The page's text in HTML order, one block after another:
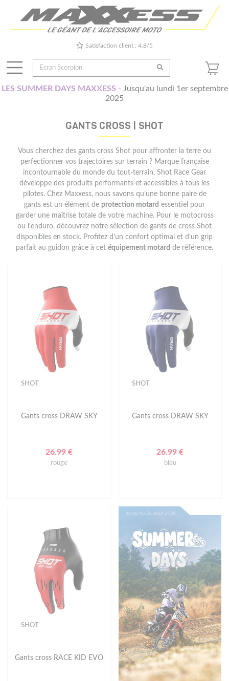
Satisfaction client : 4.8/5
LES SUMMER DAYS MAXXESS - Jusqu'au lundi 1er septembre
2025
GANTS CROSS | SHOT
Vous cherchez des gants cross Shot pour affronter la terre ou
perfectionner vos trajectoires sur terrain ? Marque française
incontournable du monde du tout-terrain, Shot Race Gear
développe des produits performants et accessibles à tous les
pilotes. Chez Maxxess, nous savons qu’une bonne paire de
gants est un élément de protection motard essentiel pour
garder une maîtrise totale de votre machine. Pour le motocross
ou l'enduro, découvrez notre sélection de gants de cross Shot
disponibles en stock. Profitez d'un confort optimal et d’un grip
parfait au guidon grâce à cet équipement motard de référence.
SHOT
Gants cross DRAW SKY
26.99 €
rouge
SHOT
Gants cross DRAW SKY
26.99 €
bleu
SHOT
Gants cross RACE KID EVO